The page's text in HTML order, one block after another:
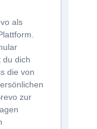
als
du dich
die von
zur